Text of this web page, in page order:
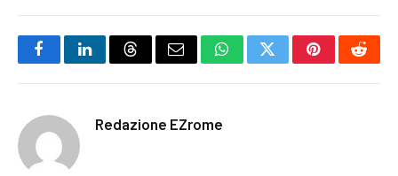
FacebookLinkedInThreadsEmail WhatsAppTwitterPinterest
Redazione EZrome